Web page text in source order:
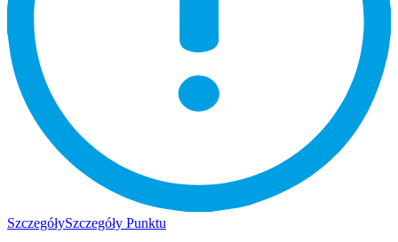
SzczegółySzczegóły Punktu